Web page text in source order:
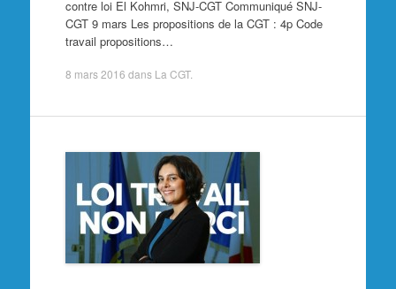
contre loi El Kohmri, SNJ-CGT Communiqué SNJ-
CGT 9 mars Les propositions de la CGT : 4p Code
travail propositions…
8 mars 2016 dans La CGT.